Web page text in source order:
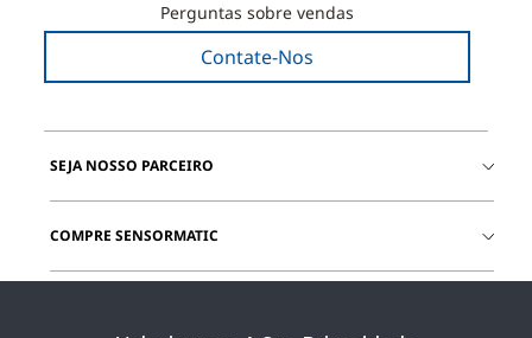
Perguntas sobre vendas
Contate-Nos
SEJA NOSSO PARCEIRO
COMPRE SENSORMATIC